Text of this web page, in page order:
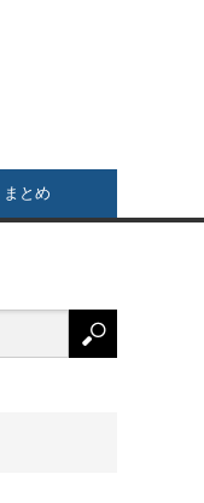
まとめ